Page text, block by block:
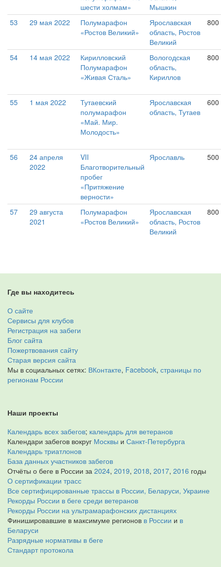
шести холмам»
Мышкин
53 29 мая 2022
Полумарафон
«Ростов Великий»
Ярославская
область, Ростов
Великий
54 14 мая 2022
Кирилловский
Полумарафон
«Живая Сталь»
Вологодская
область,
Кириллов
55 1 мая 2022
Тутаевский
полумарафон
«Май. Мир.
Молодость»
Ярославская
область, Тутаев
56
24 апреля
2022
VII
Благотворительный
пробег
«Притяжение
верности»
Ярославль
57
29 августа
2021
Полумарафон
«Ростов Великий»
Ярославская
область, Ростов
Великий
Где вы находитесь
О сайте
Сервисы для клубов
Регистрация на забеги
Блог сайта
Пожертвования сайту
Старая версия сайта
Мы в социальных сетях: ВКонтакте, Facebook, страницы по
регионам России
Наши проекты
Календарь всех забегов; календарь для ветеранов
Календари забегов вокруг Москвы и Санкт-Петербурга
Календарь триатлонов
База данных участников забегов
Отчёты о беге в России за 2024, 2019, 2018, 2017, 2016 годы
О сертификации трасс
Все сертифицированные трассы в России, Беларуси, Украине
Рекорды России в беге среди ветеранов
Рекорды России на ультрамарафонских дистанциях
Финишировавшие в максимуме регионов в России и в
Беларуси
Разрядные нормативы в беге
Стандарт протокола